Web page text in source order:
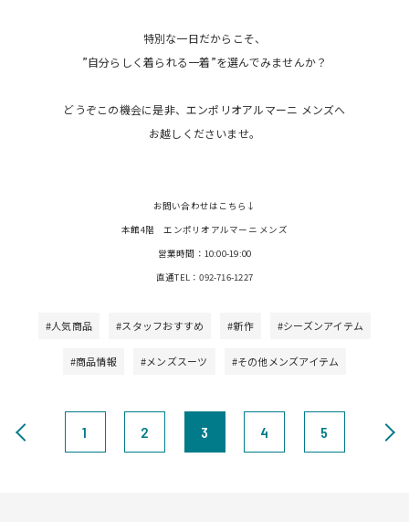
特別な一日だからこそ、
”自分らしく着られる一着”を選んでみませんか？
どうぞこの機会に是非、エンポリオアルマーニ メンズへ
お越しくださいませ。
お問い合わせはこちら↓
本館4階 エンポリオアルマーニ メンズ
営業時間：10:00-19:00
直通TEL：092-716-1227
#人気商品 #スタッフおすすめ #新作 #シーズンアイテム
#商品情報 #メンズスーツ #その他メンズアイテム
1 2 3 4 5